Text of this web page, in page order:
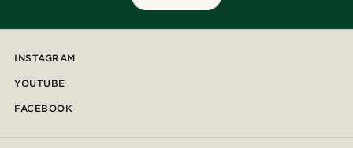
INSTAGRAM
YOUTUBE
FACEBOOK